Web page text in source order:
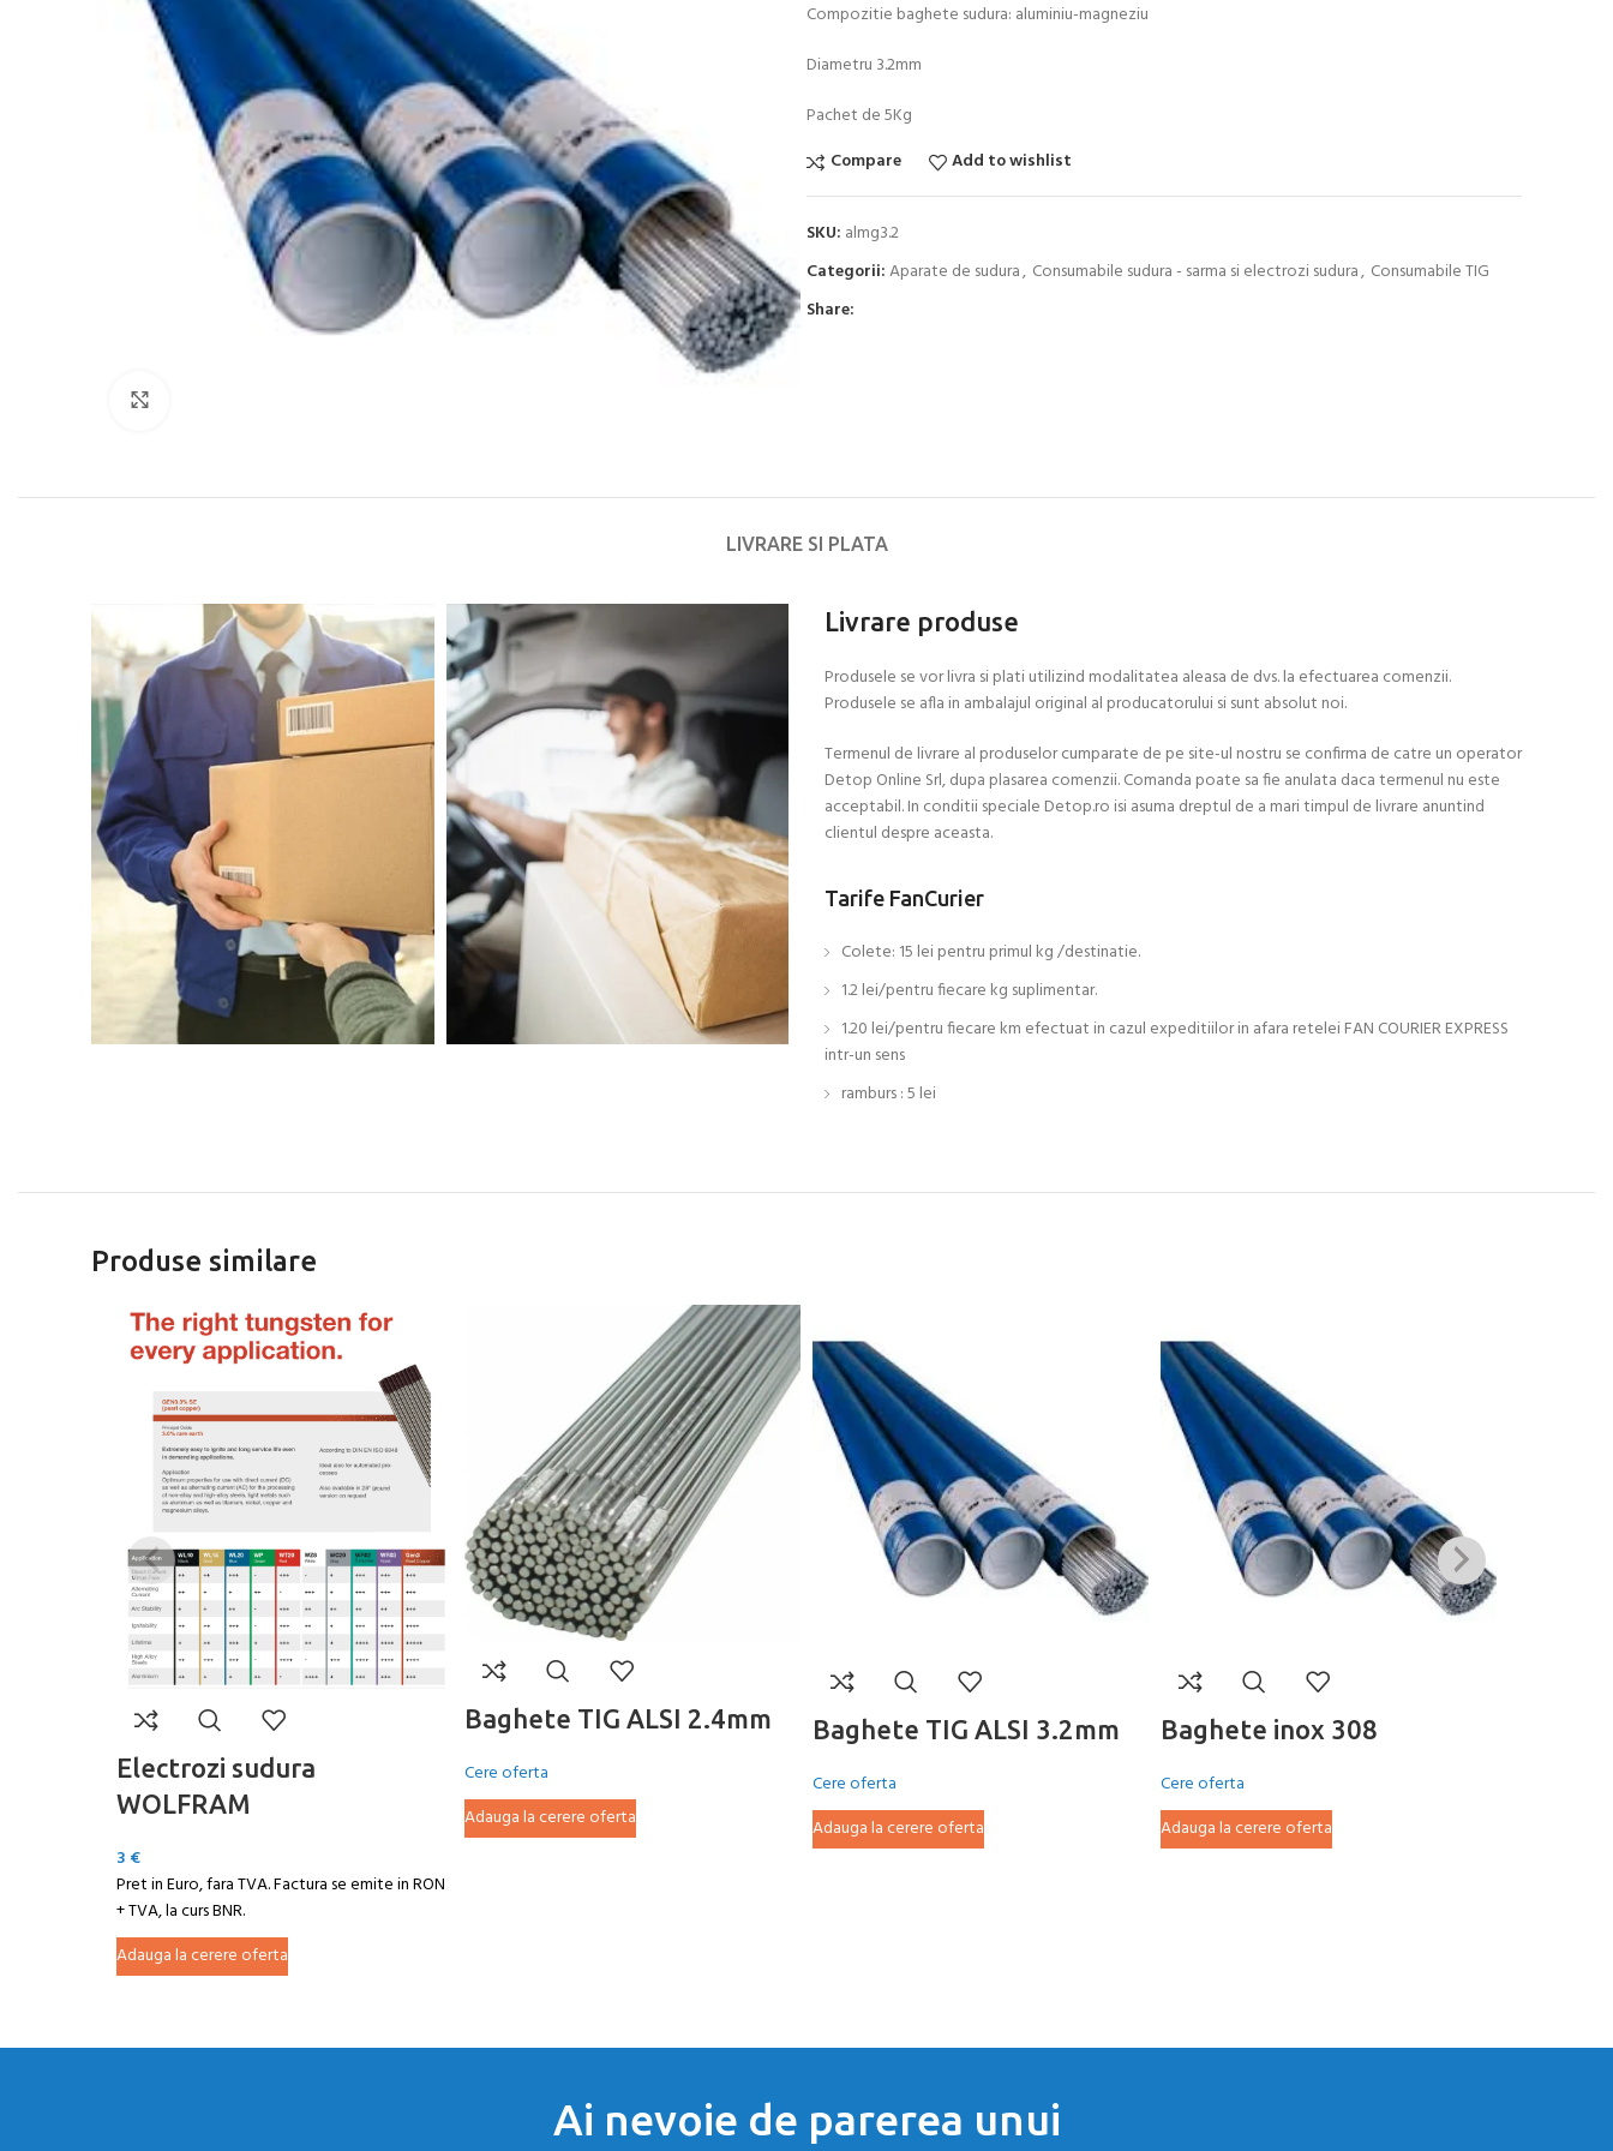
Compozitie baghete sudura: aluminiu-magneziu
Diametru 3.2mm
Pachet de 5Kg
Compare
Add to wishlist
SKU: almg3.2
Categorii:Aparate de sudura, Consumabile sudura - sarma si electrozi sudura, Consumabile TIG
Share:
LIVRARE SI PLATA
Livrare produse
Produsele se vor livra si plati utilizind modalitatea aleasa de dvs. la efectuarea comenzii.
Produsele se afla in ambalajul original al producatorului si sunt absolut noi.
Termenul de livrare al produselor cumparate de pe site-ul nostru se confirma de catre un operator
Detop Online Srl, dupa plasarea comenzii. Comanda poate sa fie anulata daca termenul nu este
acceptabil. In conditii speciale Detop.ro isi asuma dreptul de a mari timpul de livrare anuntind
clientul despre aceasta.
Tarife FanCurier
Colete: 15 lei pentru primul kg /destinatie.
1.2 lei/pentru fiecare kg suplimentar.
1.20 lei/pentru fiecare km efectuat in cazul expeditiilor in afara retelei FAN COURIER EXPRESS
intr-un sens
ramburs : 5 lei
Produse similare
Electrozi sudura
WOLFRAM
3 €
Pret in Euro, fara TVA. Factura se emite in RON
+ TVA, la curs BNR.
Adauga la cerere oferta
Baghete TIG ALSI 2.4mm
Cere oferta
Adauga la cerere oferta
Baghete TIG ALSI 3.2mm
Cere oferta
Adauga la cerere oferta
Baghete inox 308
Cere oferta
Adauga la cerere oferta
Ai nevoie de parerea unui